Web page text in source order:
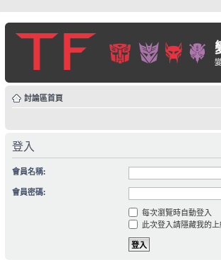
討論區首頁
登入
會員名稱:
會員密碼:
每次瀏覽時自動登入
此次登入請隱藏我的